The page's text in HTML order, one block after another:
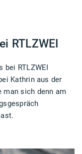
RTLZWEI
bei RTLZWEI
Kathrin aus der
man sich denn am